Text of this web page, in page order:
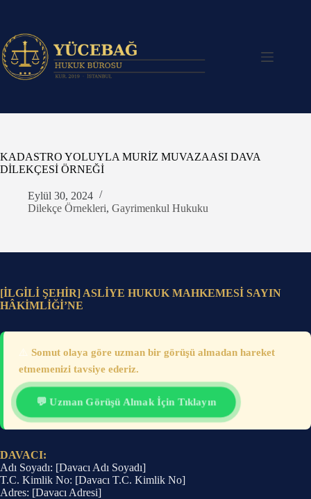
KADASTRO YOLUYLA MURİZ MUVAZAASI DAVA
DİLEKÇESİ ÖRNEĞİ
Eylül 30, 2024
Dilekçe Örnekleri, Gayrimenkul Hukuku
[İLGİLİ ŞEHİR] ASLİYE HUKUK MAHKEMESİ SAYIN
HÂKİMLİĞİ’NE
Somut olaya göre uzman bir görüşü almadan hareket
etmemenizi tavsiye ederiz.
💬 Uzman Görüşü Almak İçin Tıklayın
DAVACI:
Adı Soyadı: [Davacı Adı Soyadı]
T.C. Kimlik No: [Davacı T.C. Kimlik No]
Adres: [Davacı Adresi]